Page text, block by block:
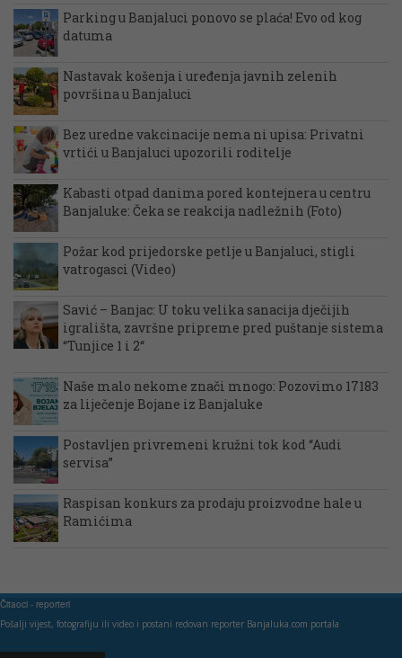
Parking u Banjaluci ponovo se plaća! Evo od kog
datuma
Nastavak košenja i uređenja javnih zelenih
površina u Banjaluci
Bez uredne vakcinacije nema ni upisa: Privatni
vrtići u Banjaluci upozorili roditelje
Kabasti otpad danima pored kontejnera u centru
Banjaluke: Čeka se reakcija nadležnih (Foto)
Požar kod prijedorske petlje u Banjaluci, stigli
vatrogasci (Video)
Savić – Banjac: U toku velika sanacija dječijih
igrališta, završne pripreme pred puštanje sistema
“Tunjice 1 i 2“
Naše malo nekome znači mnogo: Pozovimo 17183
za liječenje Bojane iz Banjaluke
Postavljen privremeni kružni tok kod “Audi
servisa”
Raspisan konkurs za prodaju proizvodne hale u
Ramićima
Čitaoci - reporteri
Pošalji vijest, fotografiju ili video i postani redovan reporter Banjaluka.com portala